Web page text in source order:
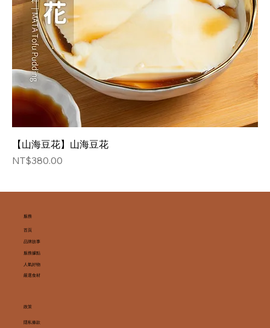
【山海豆花】山海豆花
価格
NT$380.00
服務
首頁
品牌故事
服務據點
人氣好物
嚴選食材
政策
隱私條款